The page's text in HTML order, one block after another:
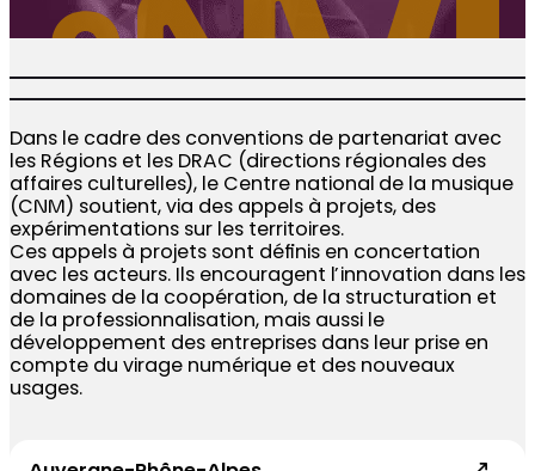
Dans le cadre des conventions de partenariat avec
les Régions et les DRAC (directions régionales des
affaires culturelles), le Centre national de la musique
(CNM) soutient, via des appels à projets, des
expérimentations sur les territoires.
Ces appels à projets sont définis en concertation
avec les acteurs. Ils encouragent l’innovation dans les
domaines de la coopération, de la structuration et
de la professionnalisation, mais aussi le
développement des entreprises dans leur prise en
compte du virage numérique et des nouveaux
usages.